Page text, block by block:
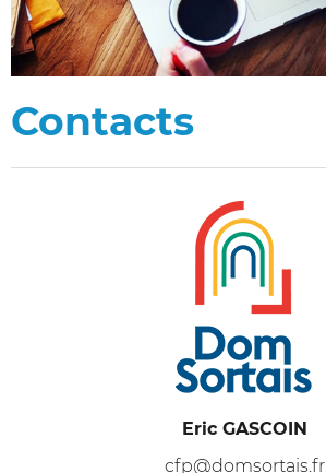
Contacts
Eric GASCOIN
cfp@domsortais.fr